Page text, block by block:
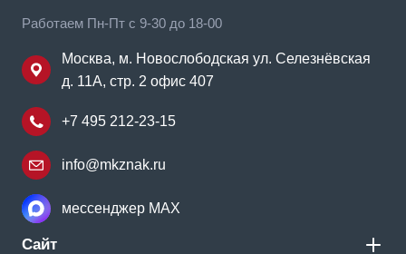
Работаем Пн-Пт с 9-30 до 18-00
Москва, м. Новослободская ул. Селезнёвская
д. 11А, стр. 2 офис 407
+7 495 212-23-15
info@mkznak.ru
мессенджер MAX
Сайт